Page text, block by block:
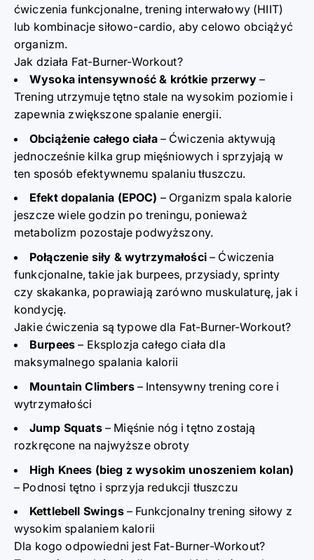
ćwiczenia funkcjonalne, trening interwałowy (HIIT)
lub kombinacje siłowo-cardio, aby celowo obciążyć
organizm.
Jak działa Fat-Burner-Workout?
Wysoka intensywność & krótkie przerwy–
Trening utrzymuje tętno stale na wysokim poziomie i
zapewnia zwiększone spalanie energii.
Obciążenie całego ciała – Ćwiczenia aktywują
jednocześnie kilka grup mięśniowych i sprzyjają w
ten sposób efektywnemu spalaniu tłuszczu.
Efekt dopalania (EPOC) – Organizm spala kalorie
jeszcze wiele godzin po treningu, ponieważ
metabolizm pozostaje podwyższony.
Połączenie siły & wytrzymałości– Ćwiczenia
funkcjonalne, takie jak burpees, przysiady, sprinty
czy skakanka, poprawiają zarówno muskulaturę, jak i
kondycję.
Jakie ćwiczenia są typowe dla Fat-Burner-Workout?
Burpees – Eksplozja całego ciała dla
maksymalnego spalania kalorii
Mountain Climbers – Intensywny trening core i
wytrzymałości
Jump Squats– Mięśnie nóg i tętno zostają
rozkręcone na najwyższe obroty
High Knees (bieg z wysokim unoszeniem kolan)
– Podnosi tętno i sprzyja redukcji tłuszczu
Kettlebell Swings– Funkcjonalny trening siłowy z
wysokim spalaniem kalorii
Dla kogo odpowiedni jest Fat-Burner-Workout?